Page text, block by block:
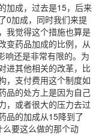
加成，过去是15，后来
0加成，同时我们来提
我觉得这个措施也算是
变药品加成的比例，从
响还是非常有限的。为
进其他相关的改革，比
，支付费用这个制度如
品的处方上是因为自己
，或者很大的压力去过
品的加成从15降到了
要这么做的那个动